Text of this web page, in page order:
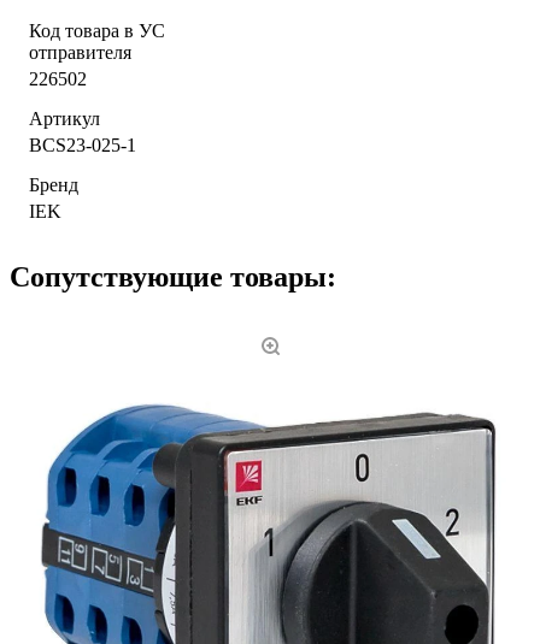
Код товара в УС
отправителя
226502
Артикул
BCS23-025-1
Бренд
IEK
Сопутствующие товары: